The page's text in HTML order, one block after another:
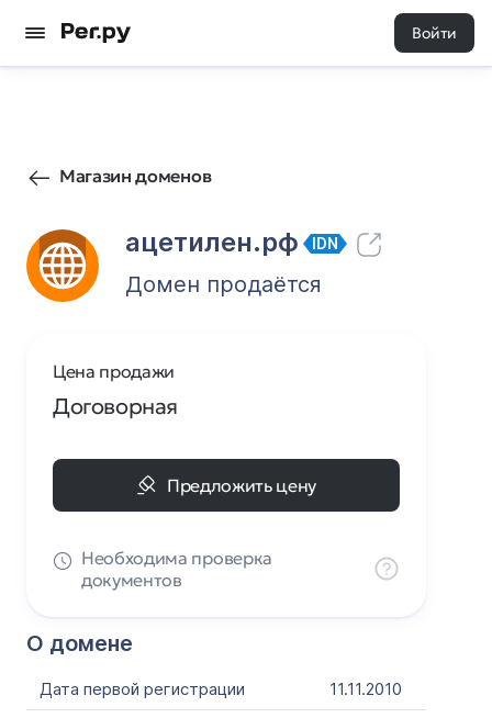
Войти
Магазин доменов
ацетилен.рф IDN
60 0
Домен продаётся
О домене
Дата первой регистрации
11.11.2010
Цена продажи
Договорная
Предложить цену
Необходима проверка
документов